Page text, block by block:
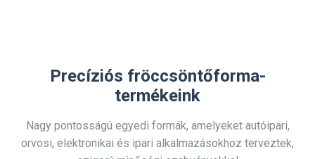
Precíziós fröccsöntőforma-
termékeink
Nagy pontosságú egyedi formák, amelyeket autóipari,
orvosi, elektronikai és ipari alkalmazásokhoz terveztek,